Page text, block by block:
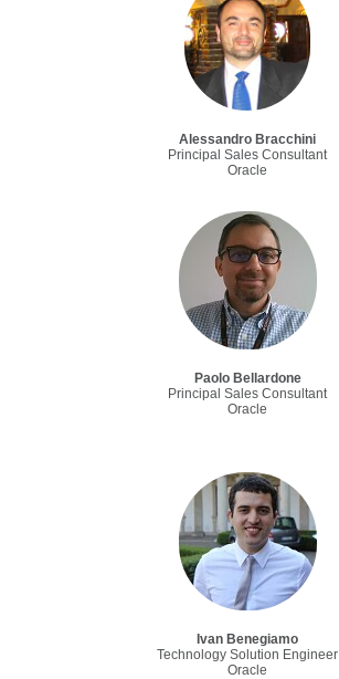
Alessandro Bracchini
Principal Sales Consultant
Oracle
Paolo Bellardone
Principal Sales Consultant
Oracle
Ivan Benegiamo
Technology Solution Engineer
Oracle